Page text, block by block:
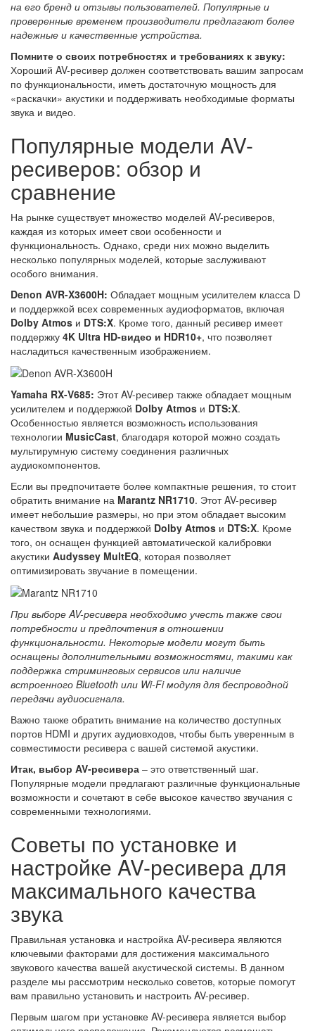
на его бренд и отзывы пользователей. Популярные и
проверенные временем производители предлагают более
надежные и качественные устройства.
Помните о своих потребностях и требованиях к звуку:
Хороший AV-ресивер должен соответствовать вашим запросам
по функциональности, иметь достаточную мощность для
«раскачки» акустики и поддерживать необходимые форматы
звука и видео.
Популярные модели AV-
ресиверов: обзор и
сравнение
На рынке существует множество моделей AV-ресиверов,
каждая из которых имеет свои особенности и
функциональность. Однако, среди них можно выделить
несколько популярных моделей, которые заслуживают
особого внимания.
Denon AVR-X3600H: Обладает мощным усилителем класса D
и поддержкой всех современных аудиоформатов, включая
Dolby Atmos и DTS:X. Кроме того, данный ресивер имеет
поддержку 4K Ultra HD-видео и HDR10+, что позволяет
насладиться качественным изображением.
Yamaha RX-V685: Этот AV-ресивер также обладает мощным
усилителем и поддержкой Dolby Atmos и DTS:X.
Особенностью является возможность использования
технологии MusicCast, благодаря которой можно создать
мультирумную систему соединения различных
аудиокомпонентов.
Если вы предпочитаете более компактные решения, то стоит
обратить внимание на Marantz NR1710. Этот AV-ресивер
имеет небольшие размеры, но при этом обладает высоким
качеством звука и поддержкой Dolby Atmos и DTS:X. Кроме
того, он оснащен функцией автоматической калибровки
акустики Audyssey MultEQ, которая позволяет
оптимизировать звучание в помещении.
При выборе AV-ресивера необходимо учесть также свои
потребности и предпочтения в отношении
функциональности. Некоторые модели могут быть
оснащены дополнительными возможностями, такими как
поддержка стриминговых сервисов или наличие
встроенного Bluetooth или Wi-Fi модуля для беспроводной
передачи аудиосигнала.
Важно также обратить внимание на количество доступных
портов HDMI и других аудиовходов, чтобы быть уверенным в
совместимости ресивера с вашей системой акустики.
Итак, выбор AV-ресивера – это ответственный шаг.
Популярные модели предлагают различные функциональные
возможности и сочетают в себе высокое качество звучания с
современными технологиями.
Советы по установке и
настройке AV-ресивера для
максимального качества
звука
Правильная установка и настройка AV-ресивера являются
ключевыми факторами для достижения максимального
звукового качества вашей акустической системы. В данном
разделе мы рассмотрим несколько советов, которые помогут
вам правильно установить и настроить AV-ресивер.
Первым шагом при установке AV-ресивера является выбор